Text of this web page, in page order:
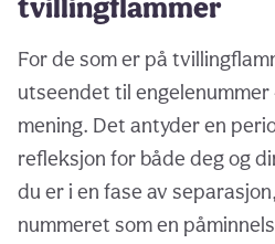
For de som er på
utseendet til
mening. Det antyder en
refleksjon for både deg og
du er i en fase av
nummeret som en